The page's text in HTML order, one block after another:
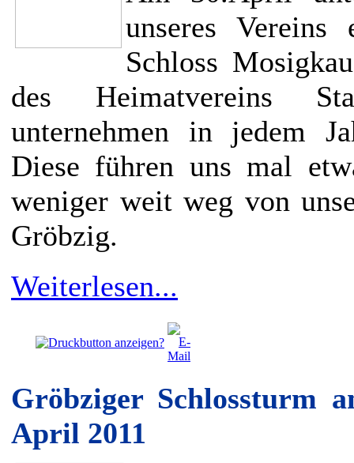
unseres Vereins
Schloss
des Heimatvereins
unternehmen in jedem
Diese führen uns mal
weniger weit weg von
Gröbzig.
Weiterlesen...
Gröbziger Schlossturm
April 2011